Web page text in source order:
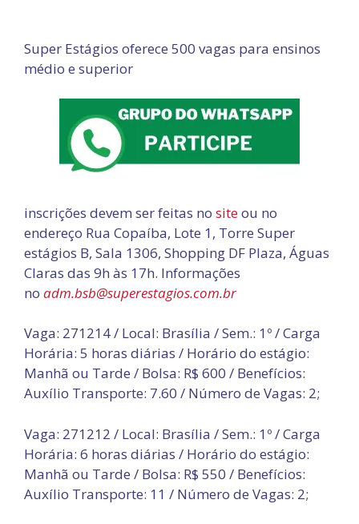
Super Estágios oferece 500 vagas para ensinos
médio e superior
inscrições devem ser feitas no siteou no
endereço Rua Copaíba, Lote 1, Torre Super
estágios B, Sala 1306, Shopping DF Plaza, Águas
Claras das 9h às 17h. Informações
no adm.bsb@superestagios.com.br
Vaga: 271214 / Local: Brasília / Sem.: 1º / Carga
Horária: 5 horas diárias / Horário do estágio:
Manhã ou Tarde / Bolsa: R$ 600 / Benefícios:
Auxílio Transporte: 7.60 / Número de Vagas: 2;
Vaga: 271212 / Local: Brasília / Sem.: 1º / Carga
Horária: 6 horas diárias / Horário do estágio:
Manhã ou Tarde / Bolsa: R$ 550 / Benefícios:
Auxílio Transporte: 11 / Número de Vagas: 2;